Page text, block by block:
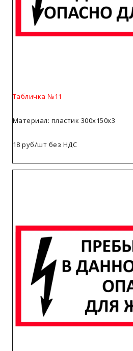
Табличка №11
Материал: пластик 300х150х3
18 руб/шт без НДС